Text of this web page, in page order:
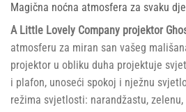
Magična noćna atmosfera za svaku
A Little Lovely Company projektor
atmosferu za miran san vašeg
projektor u obliku duha projektuje
i plafon, unoseći spokoj i nježnu
režima svjetlosti: narandžastu,